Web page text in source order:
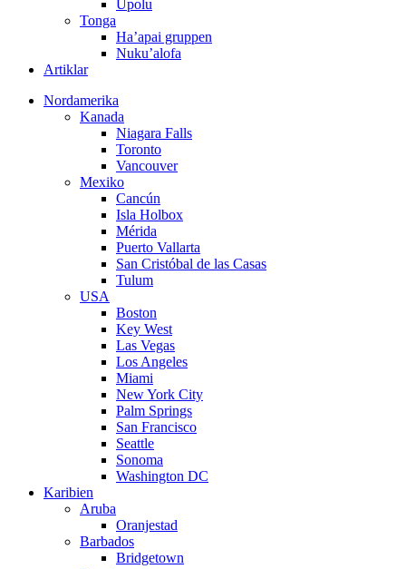
Upolu
Tonga
Ha’apai gruppen
Nuku’alofa
Artiklar
Nordamerika
Kanada
Niagara Falls
Toronto
Vancouver
Mexiko
Cancún
Isla Holbox
Mérida
Puerto Vallarta
San Cristóbal de las Casas
Tulum
USA
Boston
Key West
Las Vegas
Los Angeles
Miami
New York City
Palm Springs
San Francisco
Seattle
Sonoma
Washington DC
Karibien
Aruba
Oranjestad
Barbados
Bridgetown